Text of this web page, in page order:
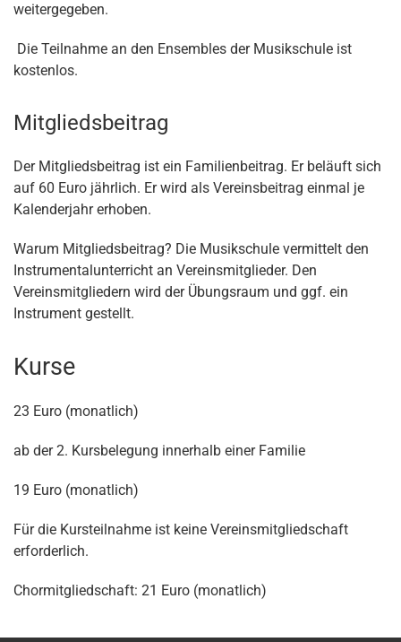
weitergegeben.
Die Teilnahme an den Ensembles der Musikschule ist
kostenlos.
Mitgliedsbeitrag
Der Mitgliedsbeitrag ist ein Familienbeitrag. Er beläuft sich
auf 60 Euro jährlich. Er wird als Vereinsbeitrag einmal je
Kalenderjahr erhoben.
Warum Mitgliedsbeitrag? Die Musikschule vermittelt den
Instrumentalunterricht an Vereinsmitglieder. Den
Vereinsmitgliedern wird der Übungsraum und ggf. ein
Instrument gestellt.
Kurse
23 Euro (monatlich)
ab der 2. Kursbelegung innerhalb einer Familie
19 Euro (monatlich)
Für die Kursteilnahme ist keine Vereinsmitgliedschaft
erforderlich.
Chormitgliedschaft: 21 Euro (monatlich)